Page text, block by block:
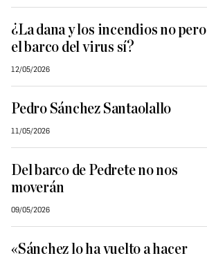
¿La dana y los incendios no pero
el barco del virus sí?
12/05/2026
Pedro Sánchez Santaolallo
11/05/2026
Del barco de Pedrete no nos
moverán
09/05/2026
«Sánchez lo ha vuelto a hacer